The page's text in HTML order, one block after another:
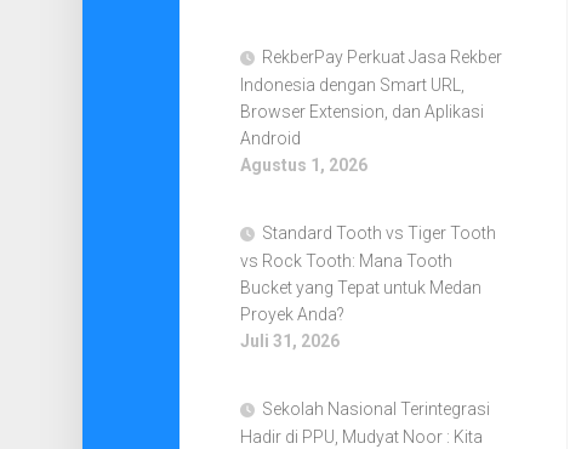
RekberPay Perkuat Jasa Rekber
Indonesia dengan Smart URL,
Browser Extension, dan Aplikasi
Android
Agustus 1, 2026
Standard Tooth vs Tiger Tooth
vs Rock Tooth: Mana Tooth
Bucket yang Tepat untuk Medan
Proyek Anda?
Juli 31, 2026
Sekolah Nasional Terintegrasi
Hadir di PPU, Mudyat Noor : Kita